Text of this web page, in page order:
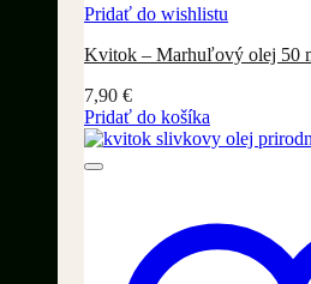
Pridať do wishlistu
Kvitok – Marhuľový olej 50
7,90 €
Pridať do košíka